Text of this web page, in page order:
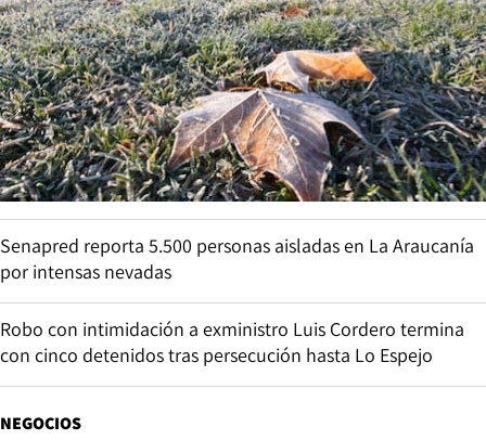
Senapred reporta 5.500 personas aisladas en La Araucanía
por intensas nevadas
Robo con intimidación a exministro Luis Cordero termina
con cinco detenidos tras persecución hasta Lo Espejo
NEGOCIOS